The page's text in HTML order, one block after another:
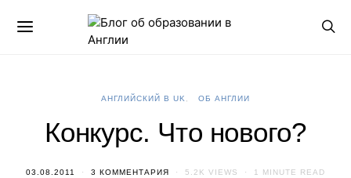
АНГЛИЙСКИЙ В UK ОБ АНГЛИИ
Конкурс. Что нового?
03.08.2011 3 КОММЕНТАРИЯ 5.2K VIEWS
1 MINUTE READ